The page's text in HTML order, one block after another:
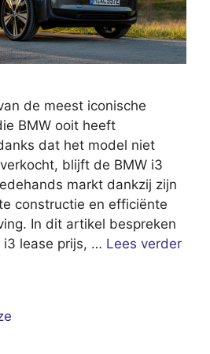
de meest iconische
BMW ooit heeft
dat het model niet
blijft de BMW i3
markt dankzij zijn
constructie en efficiënte
In dit artikel bespreken
lease prijs, … Lees verder